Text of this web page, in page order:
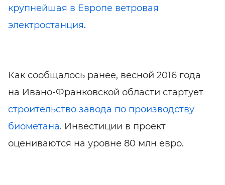
крупнейшая в Европе ветровая
электростанция.
Как сообщалось ранее, весной 2016 года
на Ивано-Франковской области стартует
строительство завода по производству
биометана. Инвестиции в проект
оцениваются на уровне 80 млн евро.